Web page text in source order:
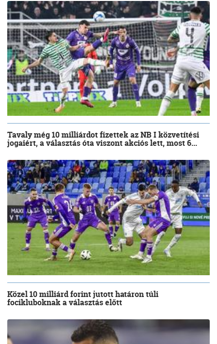
Tavaly még 10 milliárdot fizettek az NB I közvetítési
jogaiért, a választás óta viszont akciós lett, most 6...
Közel 10 milliárd forint jutott határon túli
focikluboknak a választás előtt